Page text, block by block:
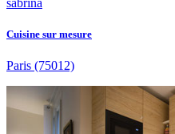
Cuisine sur mesure
Paris (75012)